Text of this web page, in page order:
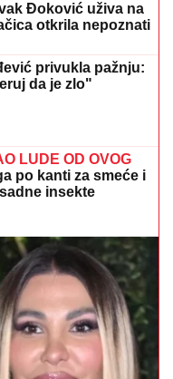
Đoković uživa na
otkrila nepoznati
privukla pažnju:
da je zlo"
LUDE OD OVOG
po kanti za smeće i
insekte